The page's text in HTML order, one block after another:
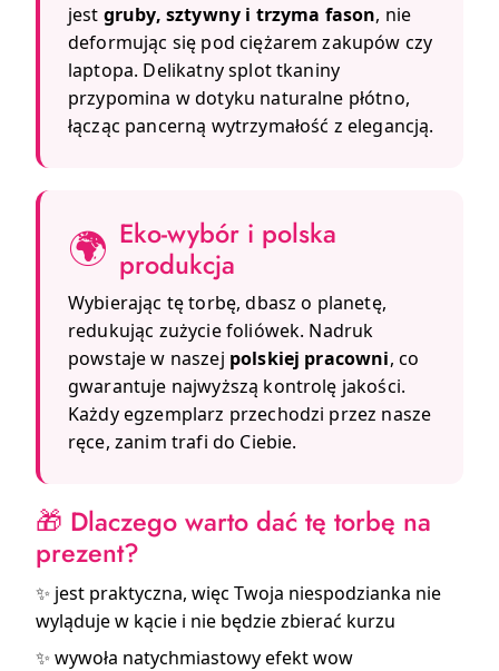
jest gruby, sztywny i trzyma fason, nie
deformując się pod ciężarem zakupów czy
laptopa. Delikatny splot tkaniny
przypomina w dotyku naturalne płótno,
łącząc pancerną wytrzymałość z elegancją.
🌍 Eko-wybór i polska
produkcja
Wybierając tę torbę, dbasz o planetę,
redukując zużycie foliówek. Nadruk
powstaje w naszej polskiej pracowni, co
gwarantuje najwyższą kontrolę jakości.
Każdy egzemplarz przechodzi przez nasze
ręce, zanim trafi do Ciebie.
🎁 Dlaczego warto dać tę torbę na
prezent?
✨ jest praktyczna, więc Twoja niespodzianka nie
wyląduje w kącie i nie będzie zbierać kurzu
✨ wywoła natychmiastowy efekt wow